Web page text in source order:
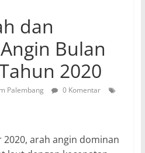
dan
Bulan
2020
Palembang
0 Komentar
2020, arah angin dominan